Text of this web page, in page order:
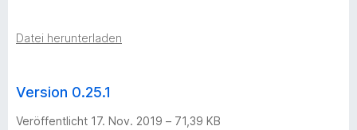
Datei herunterladen
Version 0.25.1
Veröffentlicht 17. Nov. 2019 – 71,39 KB